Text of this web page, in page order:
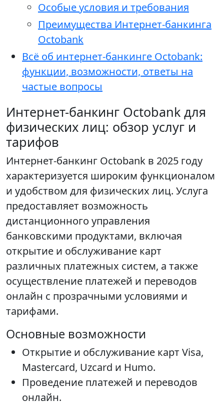
Особые условия и требования
Преимущества Интернет-банкинга
Octobank
Всё об интернет-банкинге Octobank:
функции, возможности, ответы на
частые вопросы
Интернет-банкинг Octobank для
физических лиц: обзор услуг и
тарифов
Интернет-банкинг Octobank в 2025 году
характеризуется широким функционалом
и удобством для физических лиц. Услуга
предоставляет возможность
дистанционного управления
банковскими продуктами, включая
открытие и обслуживание карт
различных платежных систем, а также
осуществление платежей и переводов
онлайн с прозрачными условиями и
тарифами.
Основные возможности
Открытие и обслуживание карт Visa,
Mastercard, Uzcard и Humo.
Проведение платежей и переводов
онлайн.